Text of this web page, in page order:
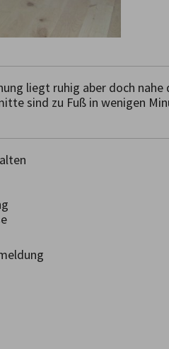
liegt ruhig aber doch
sind zu Fuß in wenigen